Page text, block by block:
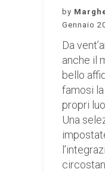
by
Gennaio
Da
anche il
bello
famosi
propri
Una